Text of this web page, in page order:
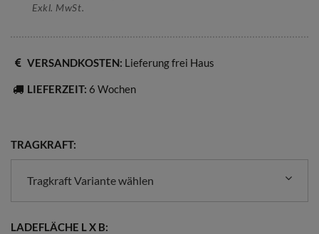
Exkl. MwSt.
VERSANDKOSTEN: Lieferung frei Haus
LIEFERZEIT: 6 Wochen
TRAGKRAFT:
Tragkraft Variante wählen
LADEFLÄCHE L X B: